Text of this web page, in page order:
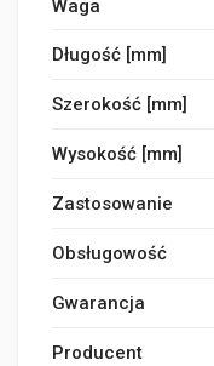
Waga
Długość [mm]
Szerokość [mm]
Wysokość [mm]
Zastosowanie
Obsługowość
Gwarancja
Producent